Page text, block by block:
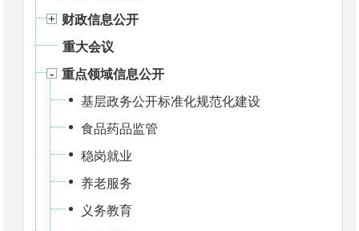
财政信息公开
重大会议
重点领域信息公开
基层政务公开标准化规范化建设
食品药品监管
稳岗就业
养老服务
义务教育